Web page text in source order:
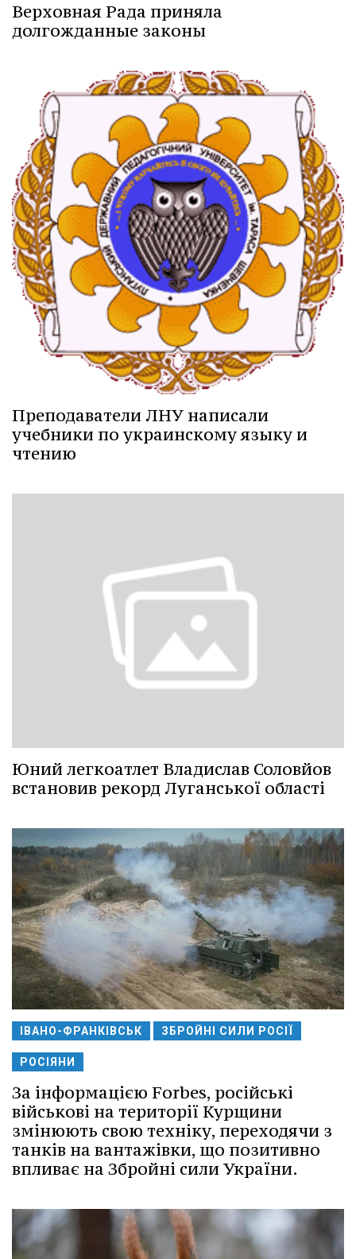
Верховная Рада приняла
долгожданные законы
Преподаватели ЛНУ написали
учебники по украинскому языку и
чтению
Юний легкоатлет Владислав Соловйов
встановив рекорд Луганської області
ІВАНО-ФРАНКІВСЬК ЗБРОЙНІ СИЛИ РОСІЇ
РОСІЯНИ
За інформацією Forbes, російські
військові на території Курщини
змінюють свою техніку, переходячи з
танків на вантажівки, що позитивно
впливає на Збройні сили України.